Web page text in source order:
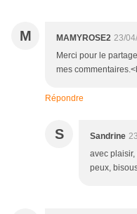
M MAMYROSE2 23/
Merci pour le
mes
Répondre
S Sandrine
avec
peux,